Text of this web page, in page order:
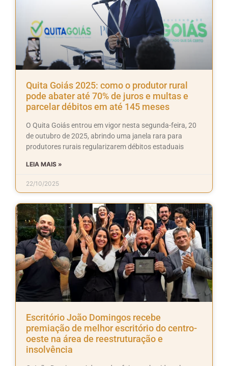
Quita Goiás 2025: como o produtor rural
pode abater até 70% de juros e multas e
parcelar débitos em até 145 meses
O Quita Goiás entrou em vigor nesta segunda-feira, 20
de outubro de 2025, abrindo uma janela rara para
produtores rurais regularizarem débitos estaduais
LEIA MAIS »
22/10/2025
Escritório João Domingos recebe
premiação de melhor escritório do centro-
oeste na área de reestruturação e
insolvência